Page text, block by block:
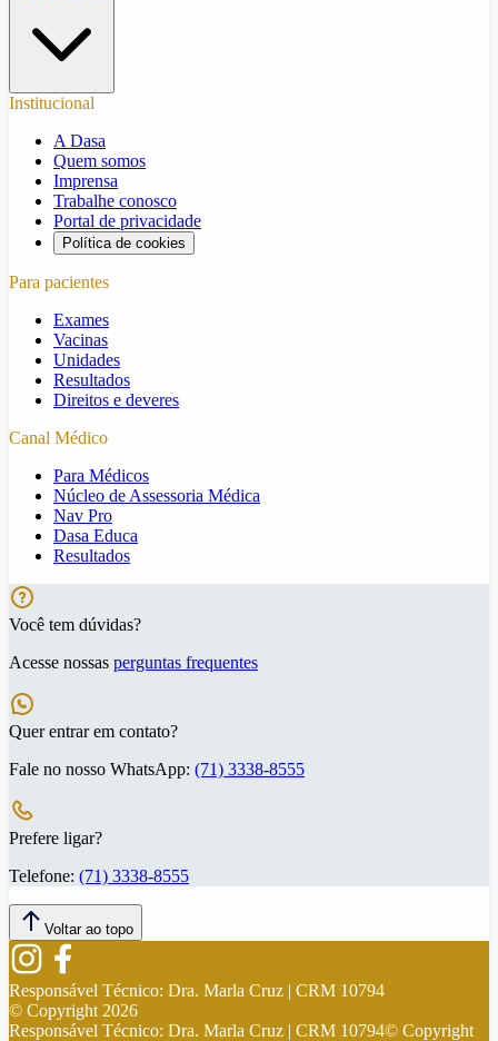
Institucional
A Dasa
Quem somos
Imprensa
Trabalhe conosco
Portal de privacidade
Política de cookies
Para pacientes
Exames
Vacinas
Unidades
Resultados
Direitos e deveres
Canal Médico
Para Médicos
Núcleo de Assessoria Médica
Nav Pro
Dasa Educa
Resultados
Você tem dúvidas?
Acesse nossas perguntas frequentes
Quer entrar em contato?
Fale no nosso WhatsApp: (71) 3338-8555
Prefere ligar?
Telefone: (71) 3338-8555
Voltar ao topo
Responsável Técnico: Dra. Marla Cruz | CRM 10794
© Copyright 2026
Responsável Técnico: Dra. Marla Cruz | CRM 10794© Copyright